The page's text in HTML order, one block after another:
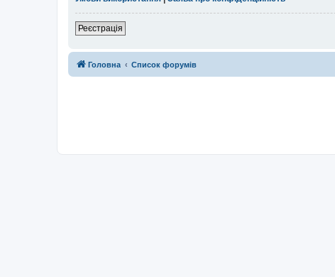
Реєстрація
Головна Список форумів